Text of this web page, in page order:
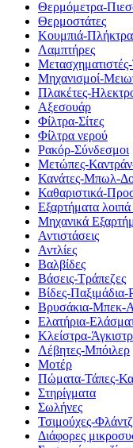
Θερμόμετρα-
Θερμοστάτες
Κουμπιά-
Λαμπτήρες
Μηχανισμοί-
Πλακέτες-
Αξεσουάρ
Φίλτρα-Σίτες
Φίλτρα νερού
Ρακόρ-Σύνδεσμοι
Μετώπες-
Κανάτες-Μπωλ-
Καθαριστικά-
Εξαρτήματα
Μηχανικά
Αντιστάσεις
Αντλίες
Βαλβίδες
Βάσεις-Τράπεζες
Βίδες-Παξιμάδια-
Βρυσάκια-Μπεκ-
Ελατήρια-
Κλείστρα-
Λέβητες-Μπόιλερ
Μοτέρ
Πώματα-Τάπες-
Στηρίγματα
Σωλήνες
Τσιμούχες-
Διάφορες